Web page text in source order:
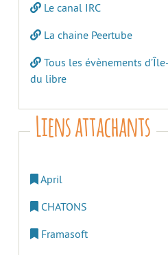
Le canal IRC
La chaine Peertube
Tous les évènements
du libre
Liens attachants
April
CHATONS
Framasoft